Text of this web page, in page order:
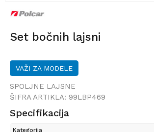
Set bočnih lajsni
VAŽI ZA MODELE
SPOLJNE LAJSNE
ŠIFRA ARTIKLA: 99LBP469
Specifikacija
Kategorija